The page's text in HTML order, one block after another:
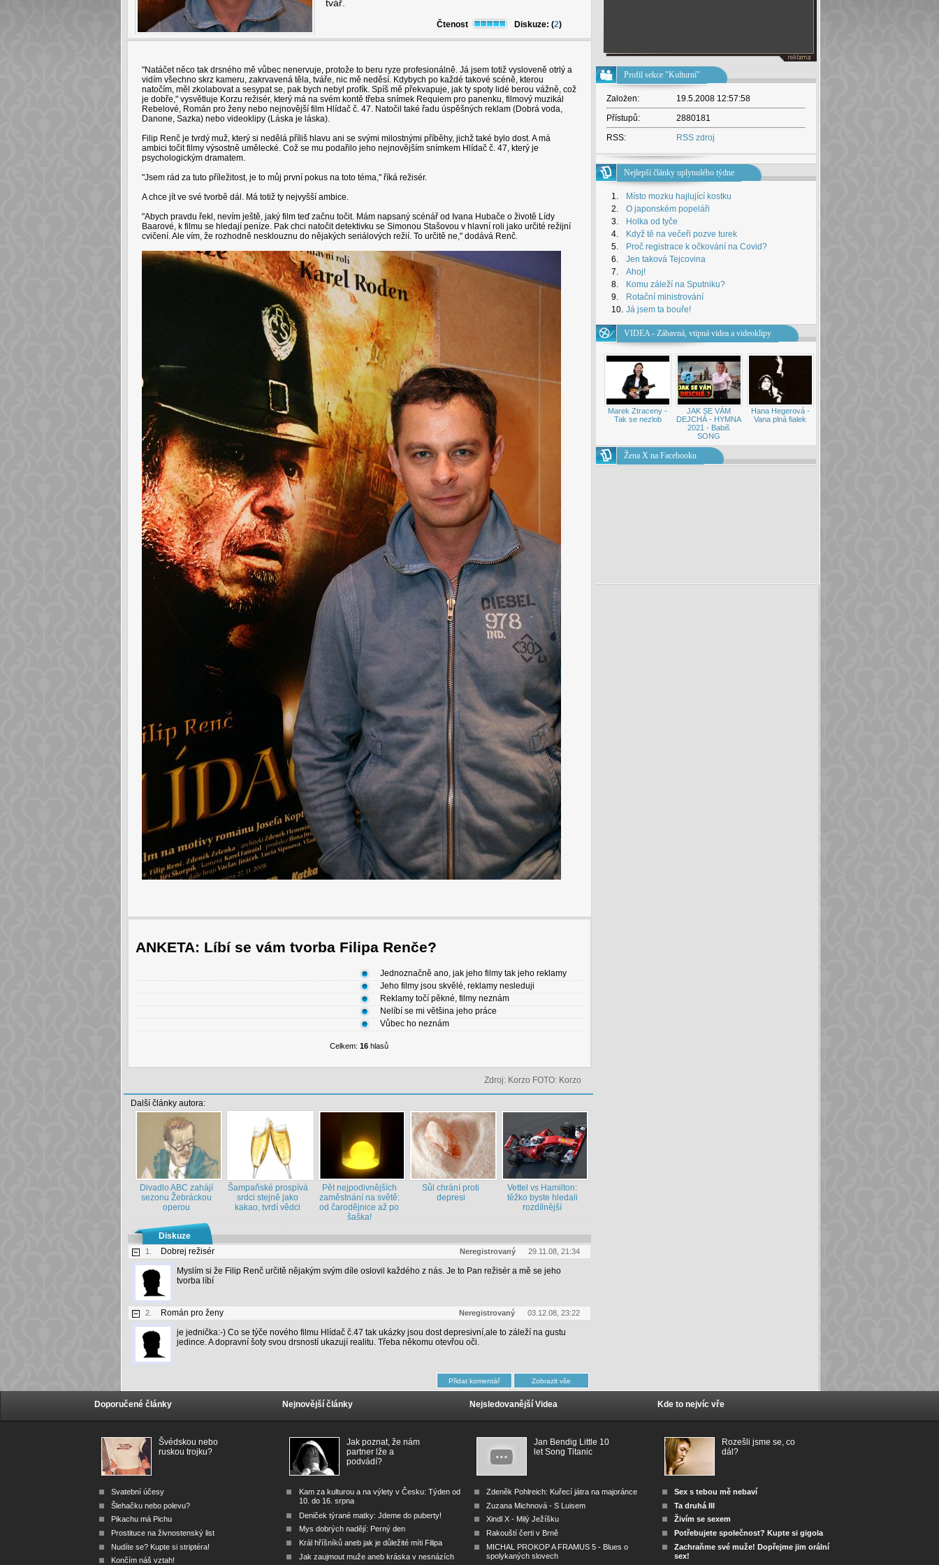
tvář.
Čtenost Diskuze: (2)
"Natáčet něco tak drsného mě vůbec nenervuje, protože to beru ryze profesionálně. Já jsem totiž vysloveně otrlý a
vidím všechno skrz kameru, zakrvavená těla, tváře, nic mě neděsí. Kdybych po každé takové scéně, kterou
natočím, měl zkolabovat a sesypat se, pak bych nebyl profík. Spíš mě překvapuje, jak ty spoty lidé berou vážně, což
je dobře," vysvětluje Korzu režisér, který má na svém kontě třeba snímek Requiem pro panenku, filmový muzikál
Rebelové, Román pro ženy nebo nejnovější film Hlídač č. 47. Natočil také řadu úspěšných reklam (Dobrá voda,
Danone, Sazka) nebo videoklipy (Láska je láska).
Filip Renč je tvrdý muž, který si nedělá příliš hlavu ani se svými milostnými příběhy, jichž také bylo dost. A má
ambici točit filmy výsostně umělecké. Což se mu podařilo jeho nejnovějším snímkem Hlídač č. 47, který je
psychologickým dramatem.
"Jsem rád za tuto příležitost, je to můj první pokus na toto téma," říká režisér.
A chce jít ve své tvorbě dál. Má totiž ty nejvyšší ambice.
"Abych pravdu řekl, nevím ještě, jaký film teď začnu točit. Mám napsaný scénář od Ivana Hubače o životě Lídy
Baarové, k filmu se hledají peníze. Pak chci natočit detektivku se Simonou Stašovou v hlavní roli jako určité režijní
cvičení. Ale vím, že rozhodně nesklouznu do nějakých seriálových režií. To určitě ne," dodává Renč.
ANKETA: Líbí se vám tvorba Filipa Renče?
Jednoznačně ano, jak jeho filmy tak jeho reklamy
Jeho filmy jsou skvělé, reklamy nesleduji
Reklamy točí pěkné, filmy neznám
Nelíbí se mi většina jeho práce
Vůbec ho neznám
Celkem: 16 hlasů
Zdroj: Korzo FOTO: Korzo
Další články autora:
Divadlo ABC zahájí
sezonu Žebráckou
operou
Šampaňské prospívá
srdci stejně jako
kakao, tvrdí vědci
Pět nejpodivnějších
zaměstnání na světě:
od čarodějnice až po
šaška!
Sůl chrání proti
depresi
Vettel vs Hamilton:
těžko byste hledali
rozdílnější
Diskuze
Neregistrovaný 29.11.08, 21:34
1.
Dobrej režisér
Myslím si že Filip Renč určitě nějakým svým díle oslovil každého z nás. Je to Pan režisér a mě se jeho
tvorba líbí
Neregistrovaný 03.12.08, 23:22
2.
Román pro ženy
je jednička:-) Co se týče nového filmu Hlídač č.47 tak ukázky jsou dost depresivní,ale to záleží na gustu
jedince. A dopravní šoty svou drsností ukazují realitu. Třeba někomu otevřou oči.
Profil sekce "Kulturní"
Založen:
19.5.2008 12:57:58
Přístupů:
2880181
RSS:
RSS zdroj
Nejlepší články uplynulého týdne
1.
Místo mozku hajlující kostku
2.
O japonském popeláři
3.
Holka od tyče
4.
Když tě na večeři pozve turek
5.
Proč registrace k očkování na Covid?
6.
Jen taková Tejcovina
7.
Ahoj!
8.
Komu záleží na Sputniku?
9.
Rotační ministrování
10. Já jsem ta bouře!
VIDEA - Zábavná, vtipná videa a videoklipy
Hana Hegerová -
Vana plná fialek
JAK SE VÁM
DEJCHÁ - HYMNA
2021 - Babiš
SONG
Marek Ztraceny -
Tak se nezlob
Žena X na Facebooku
Doporučené články
Švédskou nebo
ruskou trojku?
Svatební účesy
Šlehačku nebo polevu?
Pikachu má Pichu
Prostituce na živnostenský list
Nudíte se? Kupte si striptéra!
Končím náš vztah!
Nejnovější články
Jak poznat, že nám
partner lže a
podvádí?
Kam za kulturou a na výlety v Česku: Týden od
10. do 16. srpna
Deniček týrané matky: Jdeme do puberty!
Mys dobrých nadějí: Perný den
Král hříšníků aneb jak je důležité míti Filipa
Jak zaujmout muže aneb kráska v nesnázích
Nejsledovanější Videa
Jan Bendig Little 10
let Song Titanic
Zdeněk Pohlreich: Kuřecí játra na majoránce
Zuzana Michnová - S Luisem
Xindl X - Milý Ježíšku
Rakouští čerti v Brně
MICHAL PROKOP A FRAMUS 5 - Blues o
spolykaných slovech
Kde to nejvíc vře
Rozešli jsme se, co
dál?
Sex s tebou mě nebaví
Ta druhá III
Živím se sexem
Potřebujete společnost? Kupte si gigola
Zachraňme své muže! Dopřejme jim orální
sex!